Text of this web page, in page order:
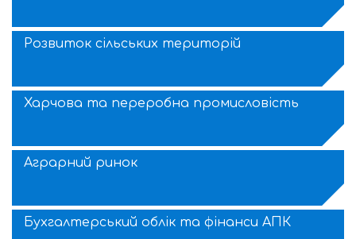
Розвиток сільських територій
Харчова та переробна промисловість
Аграрний ринок
Бухгалтерський облік та фінанси АПК